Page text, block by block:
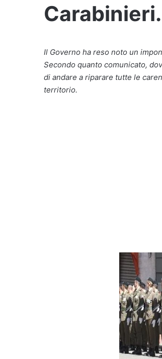
Carabinieri.
Il Governo ha reso noto un
Secondo quanto comunicato,
di andare a riparare tutte le
territorio.